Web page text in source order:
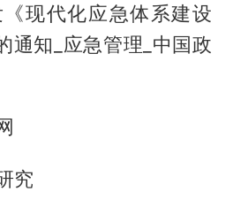
现代化应急体系建设
通知_应急管理_中国政
究